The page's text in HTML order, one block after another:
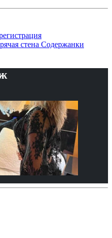
стена Содержанки